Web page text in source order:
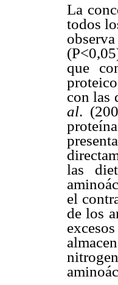
La
todos
que
con las
al.
las
el
de los